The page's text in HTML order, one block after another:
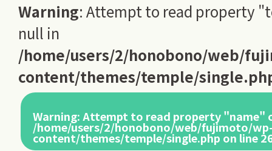
Warning: Attempt to read property
null in
/home/users/2/honobono/web/
content/themes/temple/
Warning: Attempt to read property "name"
/home/users/2/honobono/web/fujimoto/
content/themes/temple/single.php on line